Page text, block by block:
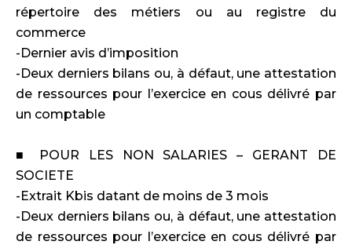
répertoire des métiers ou au registre du
commerce
-Dernier avis d’imposition
-Deux derniers bilans ou, à défaut, une attestation
de ressources pour l’exercice en cous délivré par
un comptable
■ POUR LES NON SALARIES – GERANT DE
SOCIETE
-Extrait Kbis datant de moins de 3 mois
-Deux derniers bilans ou, à défaut, une attestation
de ressources pour l’exercice en cous délivré par